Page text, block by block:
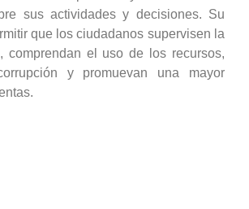
sus actividades y decisiones. Su
que los ciudadanos supervisen la
comprendan el uso de los recursos,
y promuevan una mayor